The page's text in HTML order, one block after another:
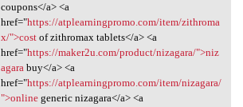
coupons</a> <a
href="https://atplearningpromo.com/item/zithroma
x/">costof zithromax tablets</a> <a
href="https://maker2u.com/product/nizagara/">niz
agarabuy</a> <a
href="https://atplearningpromo.com/item/nizagara/
">onlinegeneric nizagara</a> <a